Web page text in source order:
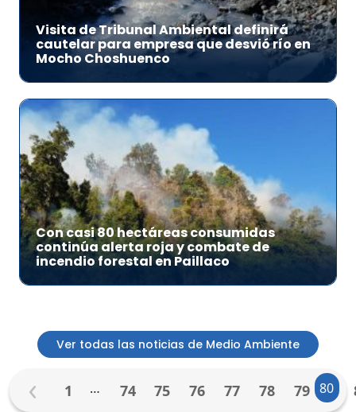
Visita de Tribunal Ambiental definirá
cautelar para empresa que desvió río en
Mocho Choshuenco
Con casi 80 hectáreas consumidas
continúa alerta roja y combate de
incendio forestal en Paillaco
Ver todas las noticias de Medio Ambiente
1 … 74 75 76 77 78 79 80